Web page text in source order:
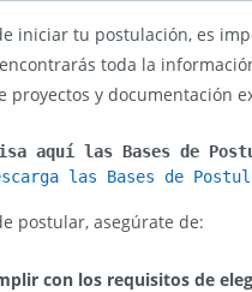
iniciar tu postulación, es
toda la
proyectos y documentación
aquí las Bases de
las Bases de
postular, asegúrate de:
con los requisitos de